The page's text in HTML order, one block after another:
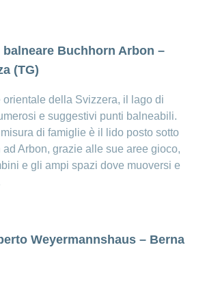
Buchhorn Arbon –
(TG)
orientale della Svizzera, il lago di
e suggestivi punti balneabili.
di famiglie è il lido posto sotto
Arbon, grazie alle sue aree gioco,
e gli ampi spazi dove muoversi e
Weyermannshaus – Berna